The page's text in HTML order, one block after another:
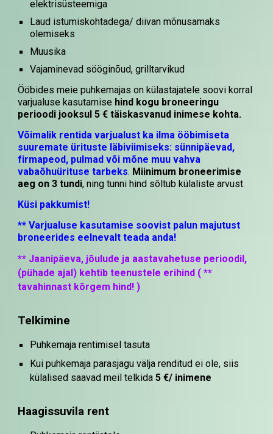
elektrisüsteemiga
Laud istumiskohtadega/ diivan mõnusamaks
olemiseks
Muusika
Vajaminevad sööginõud, grilltarvikud
Ööbides meie puhkemajas on külastajatele soovi korral
varjualuse kasutamise hind kogu broneeringu
perioodi jooksul 5 € täiskasvanud inimese kohta.
Võimalik rentida varjualust ka ilma ööbimiseta
suuremate ürituste läbiviimiseks: sünnipäevad,
firmapeod, pulmad või mõne muu vahva
vabaõhuürituse tarbeks. Miinimum broneerimise
aeg on 3 tundi, ning tunni hind sõltub külaliste arvust.
Küsi pakkumist!
** Varjualuse kasutamise soovist palun majutust
broneerides eelnevalt teada anda!
** Jaanipäeva, jõulude ja aastavahetuse perioodil,
(pühade ajal) kehtib teenustele erihind ( **
tavahinnast kõrgem hind! )
Telkimine
Puhkemaja rentimisel tasuta
Kui puhkemaja parasjagu välja renditud ei ole, siis
külalised saavad meil telkida5 €/ inimene
Haagissuvila rent